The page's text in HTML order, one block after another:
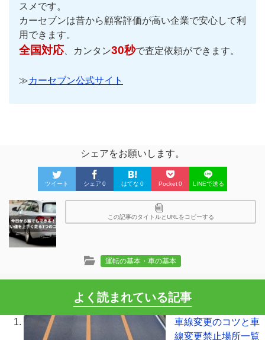
スメです。
カーセブンは昔から顧客評価が高い企業で安心して利
用できます。
全国対応、カンタン30秒で査定依頼ができます。
≫カーセブン公式サイト
シェアをお願いします。
ツイート シェア 0 はてな 0 Pocket0 LINEで送る
この記事のタイトルとURLをコピーする
運転の基本・車の基本
よく読まれている記事
車線変更のコツと車
線変更禁止場所一覧